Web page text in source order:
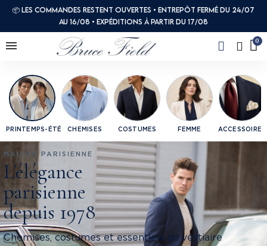
📦 Les commandes restent ouvertes • Entrepôt fermé du 24/07
au 16/08 • Expéditions à partir du 17/08
PRINTEMPS-ÉTÉ CHEMISES COSTUMES FEMME ACCESSOIRES
MAISON PARISIENNE
L'élégance
parisienne
depuis 1978
Chemises, costumes et essentiels du vestiaire